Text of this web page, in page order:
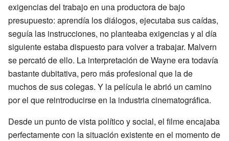
exigencias del trabajo en una productora de bajo
presupuesto: aprendía los diálogos, ejecutaba sus caídas,
seguía las instrucciones, no planteaba exigencias y al día
siguiente estaba dispuesto para volver a trabajar. Malvern
se percató de ello. La interpretación de Wayne era todavía
bastante dubitativa, pero más profesional que la de
muchos de sus colegas. Y la película le abrió un camino
por el que reintroducirse en la industria cinematográfica.
Desde un punto de vista político y social, el filme encajaba
perfectamente con la situación existente en el momento de